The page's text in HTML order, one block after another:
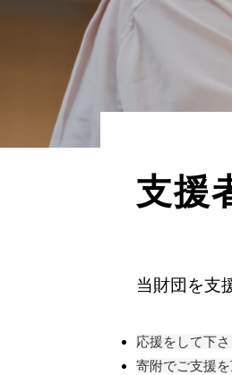
支援
当財団を支
応援をして下
寄附でご支援